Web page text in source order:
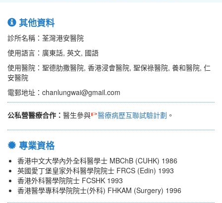
其他資料
診所名稱：荃灣港安醫院
使用語言：廣東話, 英文, 國語
使用醫院：聖德肋撒醫院, 香港浸會醫院, 聖保祿醫院, 養和醫院, 仁
安醫院
電郵地址：chanlungwai@gmail.com
公私營醫療合作： 醫生參與 醫療病歷互聯試驗計劃 。
專業資格
香港中文大學內外全科醫學士 MBChB (CUHK) 1986
英國愛丁堡皇家外科醫學院院士 FRCS (Edin) 1993
香港外科醫學院院士 FCSHK 1993
香港醫學專科學院院士(外科) FHKAM (Surgery) 1996